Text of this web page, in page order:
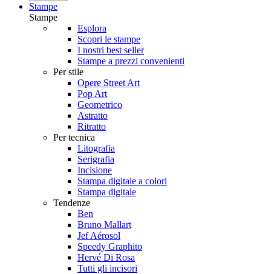
Stampe
Stampe
Esplora
Scopri le stampe
I nostri best seller
Stampe a prezzi convenienti
Per stile
Opere Street Art
Pop Art
Geometrico
Astratto
Ritratto
Per tecnica
Litografia
Serigrafia
Incisione
Stampa digitale a colori
Stampa digitale
Tendenze
Ben
Bruno Mallart
Jef Aérosol
Speedy Graphito
Hervé Di Rosa
Tutti gli incisori